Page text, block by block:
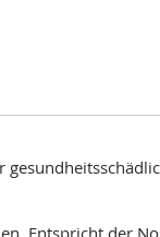
Entspricht der